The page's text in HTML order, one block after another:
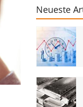
Neueste